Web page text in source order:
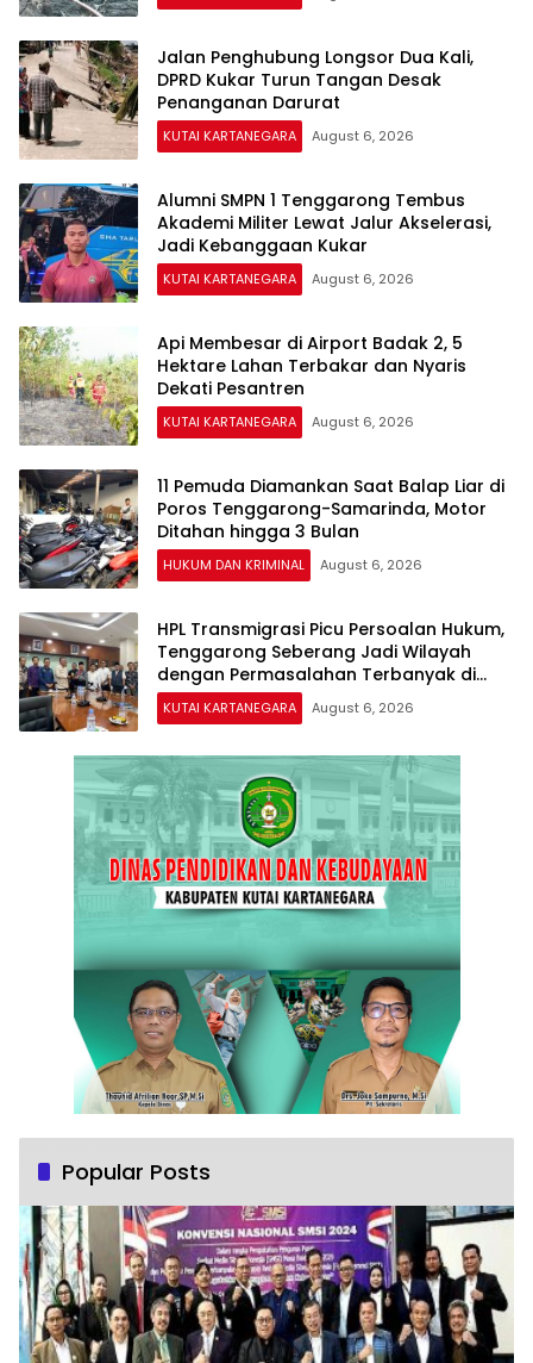
Jalan Penghubung Longsor Dua Kali,
DPRD Kukar Turun Tangan Desak
Penanganan Darurat
KUTAI KARTANEGARA August 6, 2026
Alumni SMPN 1 Tenggarong Tembus
Akademi Militer Lewat Jalur Akselerasi,
Jadi Kebanggaan Kukar
KUTAI KARTANEGARA August 6, 2026
Api Membesar di Airport Badak 2, 5
Hektare Lahan Terbakar dan Nyaris
Dekati Pesantren
KUTAI KARTANEGARA August 6, 2026
11 Pemuda Diamankan Saat Balap Liar di
Poros Tenggarong-Samarinda, Motor
Ditahan hingga 3 Bulan
HUKUM DAN KRIMINAL August 6, 2026
HPL Transmigrasi Picu Persoalan Hukum,
Tenggarong Seberang Jadi Wilayah
dengan Permasalahan Terbanyak di
Kukar
KUTAI KARTANEGARA August 6, 2026
Popular Posts